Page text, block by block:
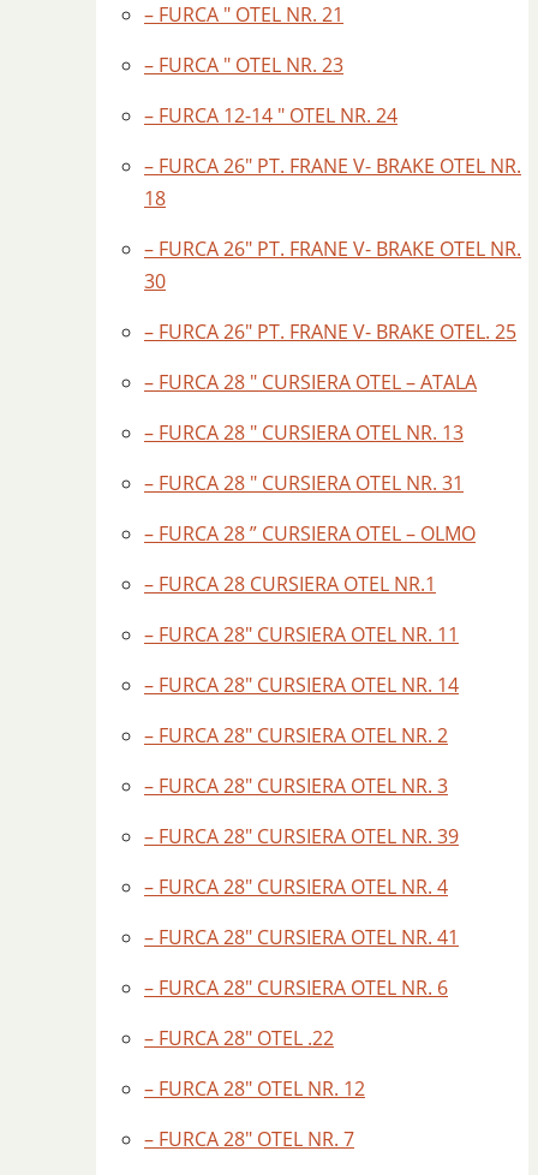
– FURCA ″ OTEL NR. 21
– FURCA ″ OTEL NR. 23
– FURCA 12-14 ″ OTEL NR. 24
– FURCA 26″ PT. FRANE V- BRAKE OTEL NR.
18
– FURCA 26″ PT. FRANE V- BRAKE OTEL NR.
30
– FURCA 26″ PT. FRANE V- BRAKE OTEL. 25
– FURCA 28 " CURSIERA OTEL – ATALA
– FURCA 28 " CURSIERA OTEL NR. 13
– FURCA 28 " CURSIERA OTEL NR. 31
– FURCA 28 ” CURSIERA OTEL – OLMO
– FURCA 28 CURSIERA OTEL NR.1
– FURCA 28″ CURSIERA OTEL NR. 11
– FURCA 28″ CURSIERA OTEL NR. 14
– FURCA 28″ CURSIERA OTEL NR. 2
– FURCA 28″ CURSIERA OTEL NR. 3
– FURCA 28″ CURSIERA OTEL NR. 39
– FURCA 28″ CURSIERA OTEL NR. 4
– FURCA 28″ CURSIERA OTEL NR. 41
– FURCA 28″ CURSIERA OTEL NR. 6
– FURCA 28″ OTEL .22
– FURCA 28″ OTEL NR. 12
– FURCA 28″ OTEL NR. 7